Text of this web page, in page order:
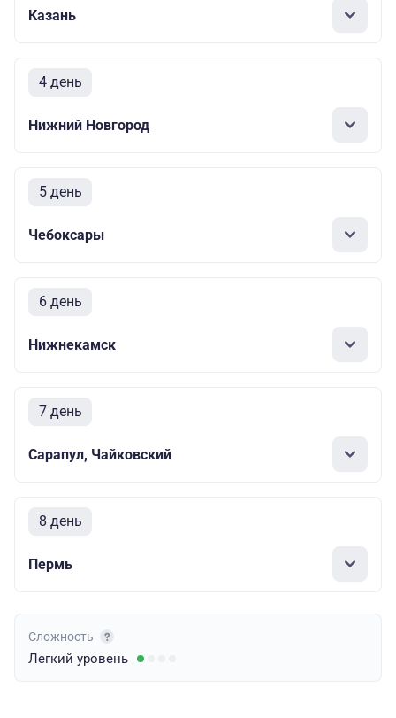
Казань
4 день
Нижний Новгород
5 день
Чебоксары
6 день
Нижнекамск
7 день
Сарапул, Чайковский
8 день
Пермь
Сложность
Легкий уровень